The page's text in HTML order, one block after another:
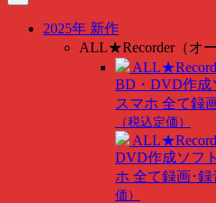
…
2025年 新作
ALL★Recorder（オ
BD・DVD作成
スマホ 全て録
（税込定価）
DVD作成ソフ
ホ 全て録画･録
価）